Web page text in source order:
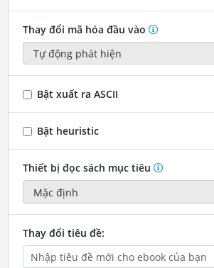
Thay đổi mã hóa đầu vào
Bật xuất ra ASCII
Bật heuristic
Thiết bị đọc sách mục tiêu
Thay đổi tiêu đề: